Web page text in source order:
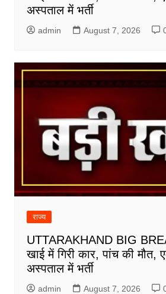
अस्पताल में भर्ती
admin August 7, 2026
राज्य
UTTARAKHAND BIG
खाई में गिरी कार, पांच की मौत,
अस्पताल में भर्ती
admin August 7, 2026